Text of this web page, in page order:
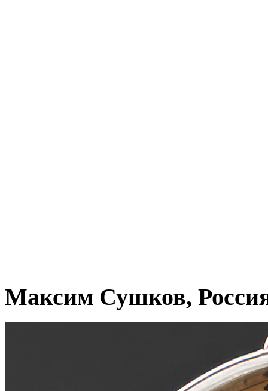
Максим Сушков,